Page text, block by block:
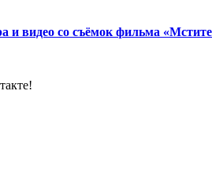
и видео со съёмок фильма